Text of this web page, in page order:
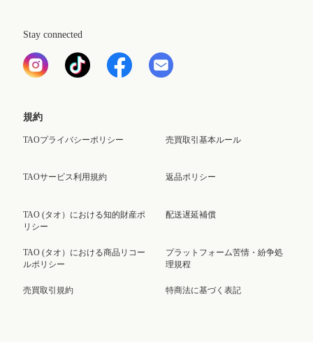
Stay connected
規約
TAOプライバシーポリシー
TAOサービス利用規約
TAO (タオ）における知的財産ポ
リシー
TAO (タオ）における商品リコー
ルポリシー
売買取引規約
売買取引基本ルール
返品ポリシー
配送遅延補償
プラットフォーム苦情・紛争処
理規程
特商法に基づく表記